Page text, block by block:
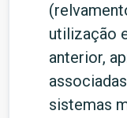
utilização
anterior,
sistemas